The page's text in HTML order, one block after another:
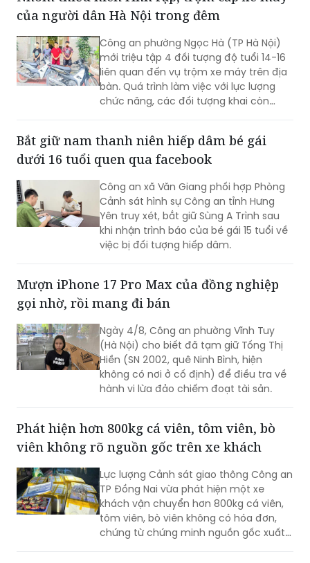
Công an phường Ngọc Hà (TP Hà Nội)
mới triệu tập 4 đối tượng độ tuổi 14-16
liên quan đến vụ trộm xe máy trên địa
bàn. Quá trình làm việc với lực lượng
chức năng, các đối tượng khai còn
thực hiện vụ trộm khác ở phường Đông
Ngạc.
Bắt giữ nam thanh niên hiếp dâm bé gái
Công an xã Văn Giang phối hợp Phòng
Cảnh sát hình sự Công an tỉnh Hưng
Yên truy xét, bắt giữ Sùng A Trình sau
khi nhận trình báo của bé gái 15 tuổi về
việc bị đối tượng hiếp dâm.
Mượn iPhone 17 Pro Max của đồng nghiệp
Ngày 4/8, Công an phường Vĩnh Tuy
(Hà Nội) cho biết đã tạm giữ Tống Thị
Hiền (SN 2002, quê Ninh Bình, hiện
không có nơi ở cố định) để điều tra về
hành vi lừa đảo chiếm đoạt tài sản.
Phát hiện hơn 800kg cá viên, tôm viên, bò
Lực lượng Cảnh sát giao thông Công an
TP Đồng Nai vừa phát hiện một xe
khách vận chuyển hơn 800kg cá viên,
tôm viên, bò viên không có hóa đơn,
chứng từ chứng minh nguồn gốc xuất
xứ. Toàn bộ số thực phẩm được vận
chuyển chung với nhiều loại hàng hóa
khác trong khoang hành lý, không bảo
Khởi tố, bắt giữ 16 bị can trong đường dây